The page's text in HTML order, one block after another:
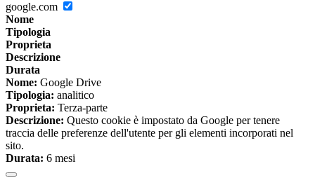
google.com
Nome
Tipologia
Proprieta
Descrizione
Durata
Nome: Google Drive
Tipologia: analitico
Proprieta: Terza-parte
Descrizione: Questo cookie è impostato da Google per tenere
traccia delle preferenze dell'utente per gli elementi incorporati nel
sito.
Durata: 6 mesi